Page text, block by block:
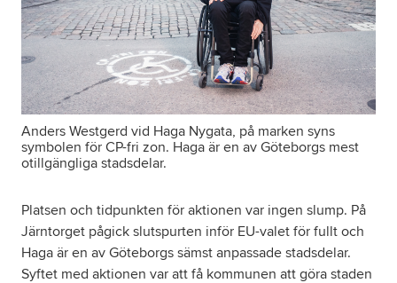
Anders Westgerd vid Haga Nygata, på marken syns
symbolen för CP-fri zon. Haga är en av Göteborgs mest
otillgängliga stadsdelar.
Platsen och tidpunkten för aktionen var ingen slump. På
Järntorget pågick slutspurten inför EU-valet för fullt och
Haga är en av Göteborgs sämst anpassade stadsdelar.
Syftet med aktionen var att få kommunen att göra staden